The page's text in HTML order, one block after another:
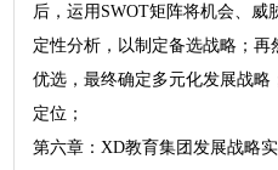
后，运用SWOT矩阵将机会、
定性分析，以制定备选战略；再
优选，最终确定多元化发展战略
定位；
第六章：XD教育集团发展战略